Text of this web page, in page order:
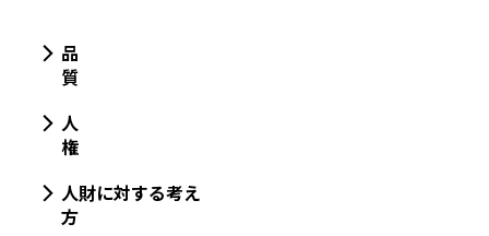
品
質
人
権
人財に対する考え
方